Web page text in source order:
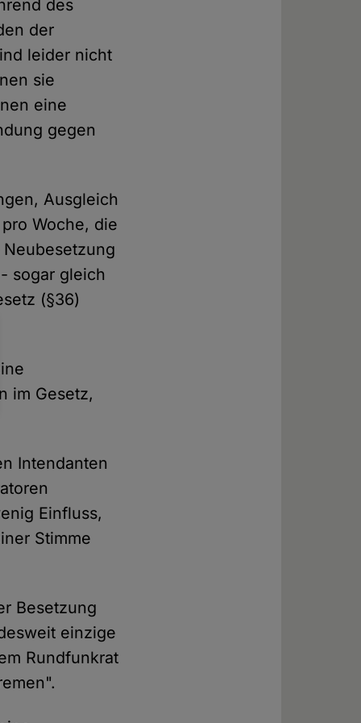
des
der
leider nicht
sie
eine
gegen
Ausgleich
Woche, die
sogar gleich
(§36)
im Gesetz,
Intendanten
Einfluss,
Stimme
Besetzung
einzige
Rundfunkrat